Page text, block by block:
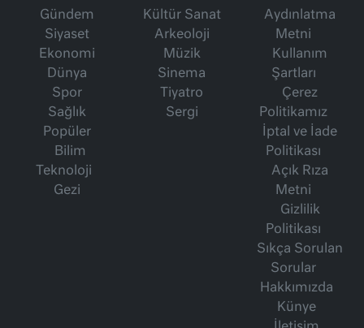
Gündem
Siyaset
Ekonomi
Dünya
Spor
Sağlık
Popüler
Bilim
Teknoloji
Gezi
Kültür Sanat
Arkeoloji
Müzik
Sinema
Tiyatro
Sergi
Aydınlatma
Metni
Kullanım
Şartları
Çerez
Politikamız
İptal ve İade
Politikası
Açık Rıza
Metni
Gizlilik
Politikası
Sıkça Sorulan
Sorular
Hakkımızda
Künye